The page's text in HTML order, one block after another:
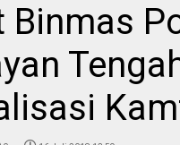
Binmas